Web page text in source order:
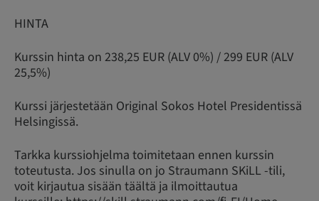
HINTA
Kurssin hinta on 238,25 EUR (ALV 0%) / 299 EUR (ALV
25,5%)
Kurssi järjestetään Original Sokos Hotel Presidentissä
Helsingissä.
Tarkka kurssiohjelma toimitetaan ennen kurssin
toteutusta. Jos sinulla on jo Straumann SKiLL -tili,
voit kirjautua sisään täältä ja ilmoittautua